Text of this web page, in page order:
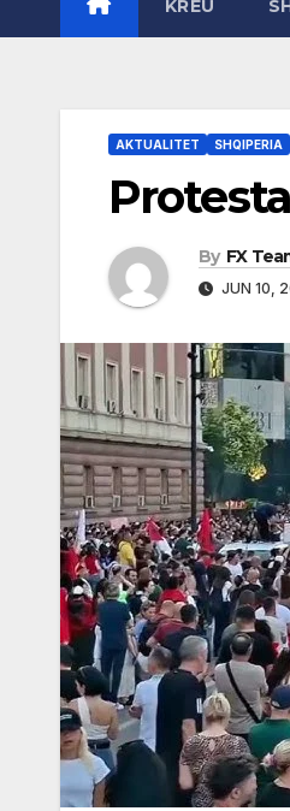
KREU
AKTUALITET SHQIPERIA
By FX
JUN 10,